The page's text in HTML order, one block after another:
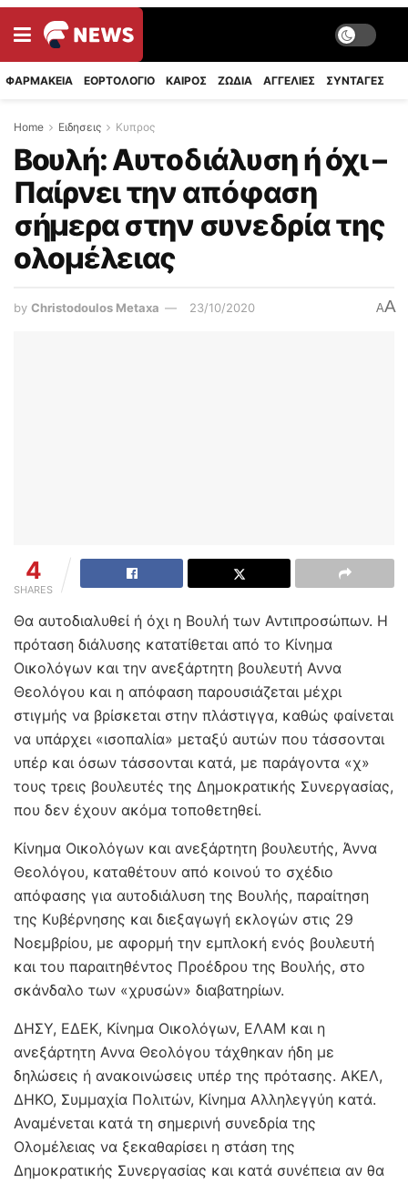
ΦΑΡΜΑΚΕΙΑ ΕΟΡΤΟΛΟΓΙΟ ΚΑΙΡΟΣ ΖΩΔΙΑ ΑΓΓΕΛΙΕΣ ΣΥΝΤΑΓΈΣ
Home Ειδησεις Κυπρος
Βουλή: Αυτοδιάλυση ή όχι –
Παίρνει την απόφαση
σήμερα στην συνεδρία της
ολομέλειας
by Christodoulos Metaxa 23/10/2020 AA
4
SHARES
Θα αυτοδιαλυθεί ή όχι η Βουλή των Αντιπροσώπων. Η
πρόταση διάλυσης κατατίθεται από το Κίνημα
Οικολόγων και την ανεξάρτητη βουλευτή Αννα
Θεολόγου και η απόφαση παρουσιάζεται μέχρι
στιγμής να βρίσκεται στην πλάστιγγα, καθώς φαίνεται
να υπάρχει «ισοπαλία» μεταξύ αυτών που τάσσονται
υπέρ και όσων τάσσονται κατά, με παράγοντα «χ»
τους τρεις βουλευτές της Δημοκρατικής Συνεργασίας,
που δεν έχουν ακόμα τοποθετηθεί.
Κίνημα Οικολόγων και ανεξάρτητη βουλευτής, Άννα
Θεολόγου, καταθέτουν από κοινού το σχέδιο
απόφασης για αυτοδιάλυση της Βουλής, παραίτηση
της Κυβέρνησης και διεξαγωγή εκλογών στις 29
Νοεμβρίου, με αφορμή την εμπλοκή ενός βουλευτή
και του παραιτηθέντος Προέδρου της Βουλής, στο
σκάνδαλο των «χρυσών» διαβατηρίων.
ΔΗΣΥ, ΕΔΕΚ, Κίνημα Οικολόγων, ΕΛΑΜ και η
ανεξάρτητη Αννα Θεολόγου τάχθηκαν ήδη με
δηλώσεις ή ανακοινώσεις υπέρ της πρότασης. ΑΚΕΛ,
ΔΗΚΟ, Συμμαχία Πολιτών, Κίνημα Αλληλεγγύη κατά.
Αναμένεται κατά τη σημερινή συνεδρία της
Ολομέλειας να ξεκαθαρίσει η στάση της
Δημοκρατικής Συνεργασίας και κατά συνέπεια αν θα